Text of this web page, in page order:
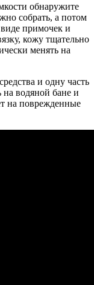
обнаружите
собрать, а потом
примочек и
кожу тщательно
менять на
и одну часть
водяной бане и
на поврежденные